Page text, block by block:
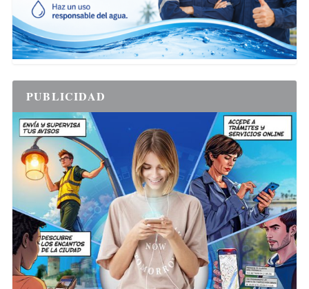
PUBLICIDAD